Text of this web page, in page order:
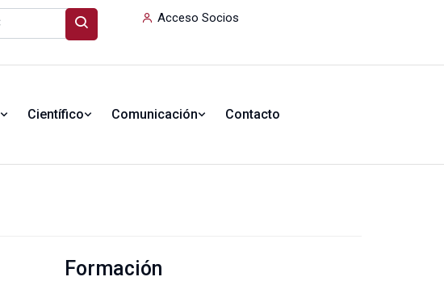
Acceso Socios
Científico Comunicación Contacto
Formación